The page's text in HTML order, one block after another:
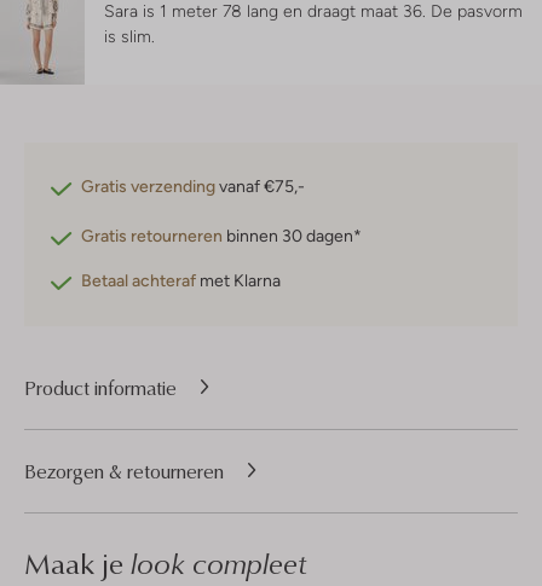
Sara is 1 meter 78 lang en draagt maat 36. De pasvorm
is slim
Gratis verzendingvanaf €75,-
Gratis retourneren binnen 30 dagen*
Betaal achteraf met Klarna
Product informatie
Bezorgen & retourneren
Maak je look compleet